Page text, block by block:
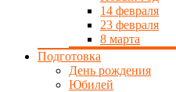
14 февраля
23 февраля
8 марта
Подготовка
День рождения
Юбилей